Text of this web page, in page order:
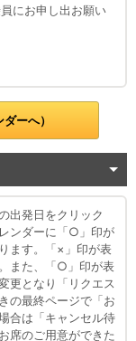
にお申し出お願い
ーへ）
出発日をクリック
ンダーに「○」印が
ます。「×」印が表
また、「○」印が表
更となり「リクエス
の最終ページで「お
合は「キャンセル待
席のご用意ができた